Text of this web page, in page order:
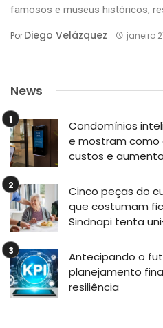
famosos e museus históricos,
PorDiego Velázquez janeiro
News
Condomínios
e mostram como
custos e
Cinco peças do
que costumam
Sindnapi tenta
Antecipando o
planejamento
resiliência